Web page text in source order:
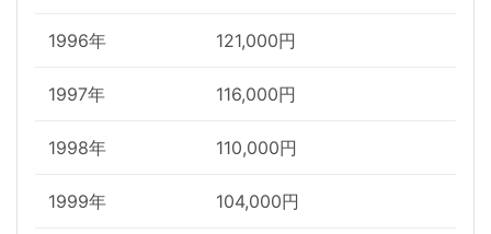
1996年 121,000円
1997年 116,000円
1998年 110,000円
1999年 104,000円